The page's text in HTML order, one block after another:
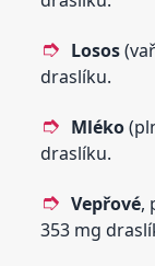
Losos
draslíku.
Mléko
draslíku.
Vepřové,
353 mg